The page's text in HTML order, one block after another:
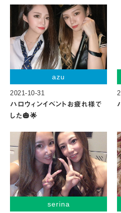
azu
2021-10-31
ハロウィンイベントお疲れ様で
した🎃🌟
serina